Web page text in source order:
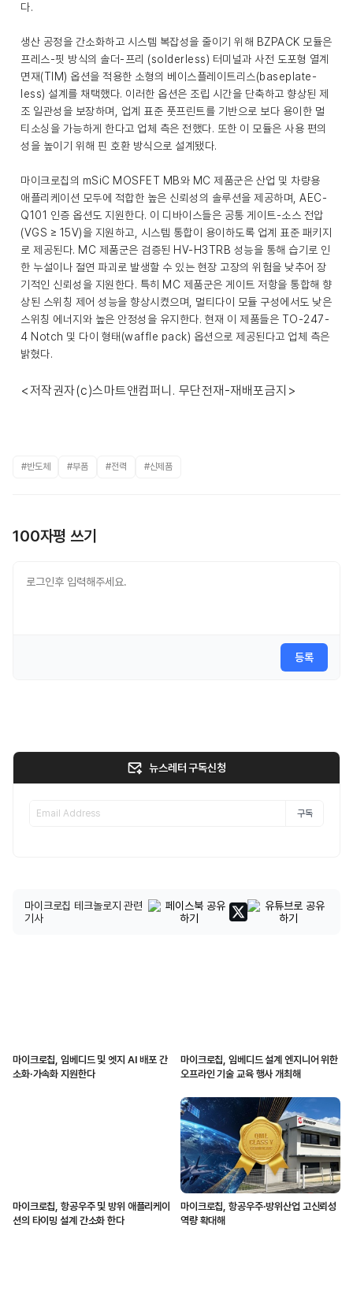
다.
생산 공정을 간소화하고 시스템 복잡성을 줄이기 위해 BZPACK 모듈은
프레스-핏 방식의 솔더-프리 (solderless) 터미널과 사전 도포형 열계
면재(TIM) 옵션을 적용한 소형의 베이스플레이트리스(baseplate-
less) 설계를 채택했다. 이러한 옵션은 조립 시간을 단축하고 향상된 제
조 일관성을 보장하며, 업계 표준 풋프린트를 기반으로 보다 용이한 멀
티소싱을 가능하게 한다고 업체 측은 전했다. 또한 이 모듈은 사용 편의
성을 높이기 위해 핀 호환 방식으로 설계됐다.
마이크로칩의 mSiC MOSFET MB와 MC 제품군은 산업 및 차량용
애플리케이션 모두에 적합한 높은 신뢰성의 솔루션을 제공하며, AEC-
Q101 인증 옵션도 지원한다. 이 디바이스들은 공통 게이트-소스 전압
(VGS ≥ 15V)을 지원하고, 시스템 통합이 용이하도록 업계 표준 패키지
로 제공된다. MC 제품군은 검증된 HV-H3TRB 성능을 통해 습기로 인
한 누설이나 절연 파괴로 발생할 수 있는 현장 고장의 위험을 낮추어 장
기적인 신뢰성을 지원한다. 특히 MC 제품군은 게이트 저항을 통합해 향
상된 스위칭 제어 성능을 향상시켰으며, 멀티다이 모듈 구성에서도 낮은
스위칭 에너지와 높은 안정성을 유지한다. 현재 이 제품들은 TO-247-
4 Notch 및 다이 형태(waffle pack) 옵션으로 제공된다고 업체 측은
밝혔다.
<저작권자(c)스마트앤컴퍼니. 무단전재-재배포금지>
#반도체 #부품 #전력 #신제품
100자평 쓰기
등록
뉴스레터 구독신청
구독
마이크로칩 테크놀로지 관련
기사
마이크로칩, 임베디드 및 엣지 AI 배포 간
소화·가속화 지원한다
마이크로칩, 임베디드 설계 엔지니어 위한
오프라인 기술 교육 행사 개최해
마이크로칩, 항공우주 및 방위 애플리케이
션의 타이밍 설계 간소화 한다
마이크로칩, 항공우주·방위산업 고신뢰성
역량 확대해